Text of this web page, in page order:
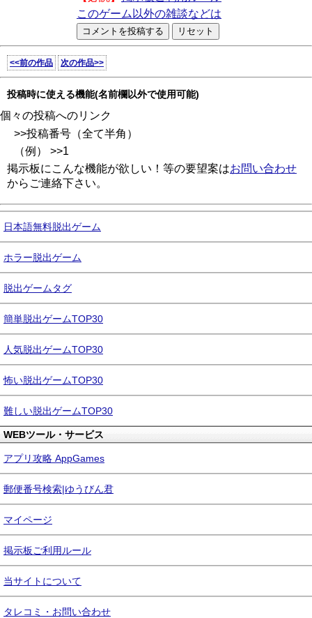
このゲーム以外の雑談などは
<<前の作品 次の作品>>
投稿時に使える機能(名前欄以外で使用可能)
個々の投稿へのリンク
>>投稿番号（全て半角）
（例） >>1
掲示板にこんな機能が欲しい！等の要望案はお問い合わせ
からご連絡下さい。
日本語無料脱出ゲーム
ホラー脱出ゲーム
脱出ゲームタグ
簡単脱出ゲームTOP30
人気脱出ゲームTOP30
怖い脱出ゲームTOP30
難しい脱出ゲームTOP30
WEBツール・サービス
アプリ攻略 AppGames
郵便番号検索|ゆうびん君
マイページ
掲示板ご利用ルール
当サイトについて
タレコミ・お問い合わせ